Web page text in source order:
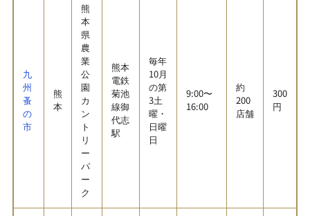
九
州
蚤
の
市
熊
本
熊
本
県
農
業
公
園
カ
ン
ト
リ
ー
パ
ー
ク
熊本
電鉄
菊池
線御
代志
駅
毎年
10月
の第
3土
曜・
日曜
日
9:00〜
16:00
約
200
店舗
300
円